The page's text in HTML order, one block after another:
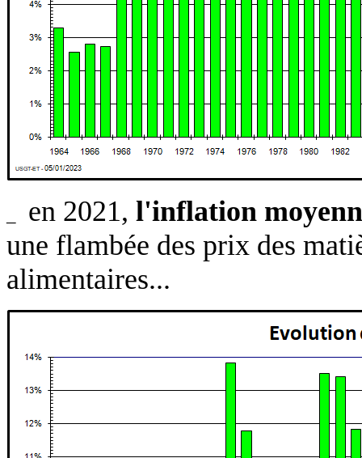
en 2021, l'inflation
une flambée des prix des
alimentaires...